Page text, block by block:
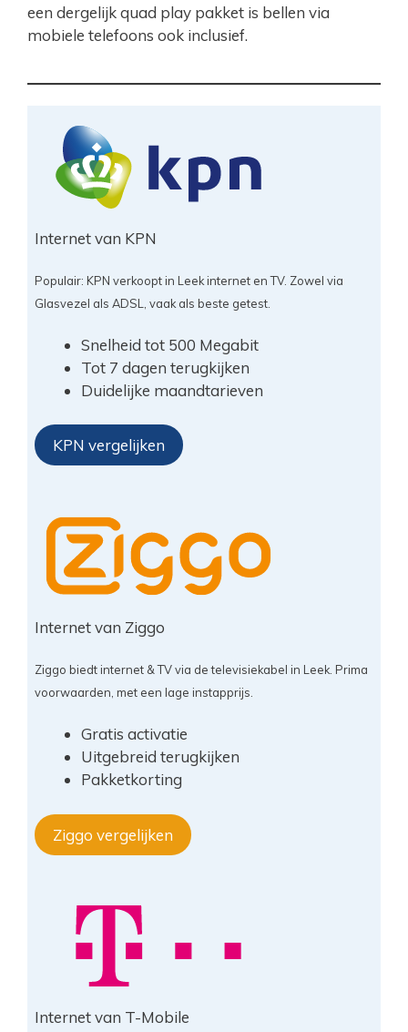
een dergelijk quad play pakket is bellen via
mobiele telefoons ook inclusief.
Internet van KPN
Populair: KPN verkoopt in Leek internet en TV. Zowel via
Glasvezel als ADSL, vaak als beste getest.
Snelheid tot 500 Megabit
Tot 7 dagen terugkijken
Duidelijke maandtarieven
KPN vergelijken
Internet van Ziggo
Ziggo biedt internet & TV via de televisiekabel in Leek. Prima
voorwaarden, met een lage instapprijs.
Gratis activatie
Uitgebreid terugkijken
Pakketkorting
Ziggo vergelijken
Internet van T-Mobile